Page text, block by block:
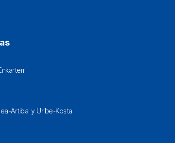
Artibai y Uribe-Kosta